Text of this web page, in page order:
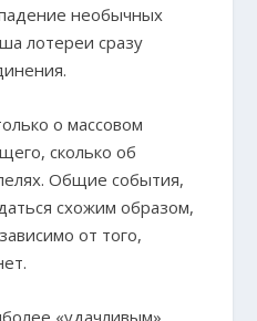
необычных
лотереи сразу
о массовом
сколько об
Общие события,
схожим образом,
от того,
«удачливым»